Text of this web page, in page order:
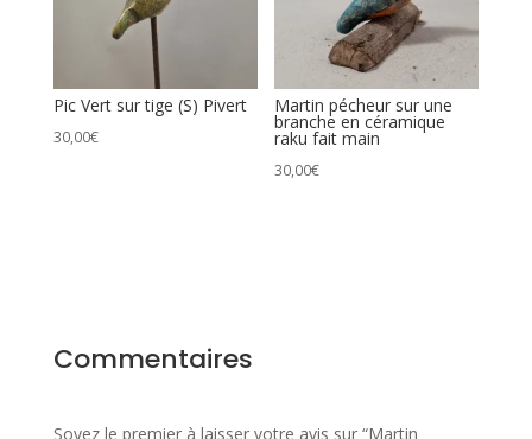
Pic Vert sur tige (S) Pivert
30,00€
Martin pécheur sur une
branche en céramique
raku fait main
30,00€
Commentaires
Soyez le premier à laisser votre avis sur “Martin